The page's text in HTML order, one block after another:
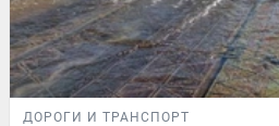
ДОРОГИ И ТРАНСПОРТ